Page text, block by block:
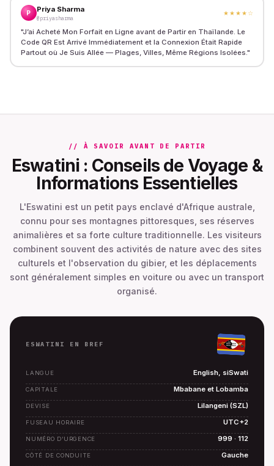
P Priya Sharma
@priyasharma
★★★★ ☆
"J’ai Acheté Mon Forfait en Ligne avant de Partir en Thaïlande. Le
Code QR Est Arrivé Immédiatement et la Connexion Était Rapide
Partout où Je Suis Allée — Plages, Villes, Même Régions Isolées. "
// À SAVOIR AVANT DE PARTIR
Eswatini : Conseils de Voyage &
Informations Essentielles
L'Eswatini est un petit pays enclavé d'Afrique australe,
connu pour ses montagnes pittoresques, ses réserves
animalières et sa forte culture traditionnelle. Les visiteurs
combinent souvent des activités de nature avec des sites
culturels et l'observation du gibier, et les déplacements
sont généralement simples en voiture ou avec un transport
organisé.
ESWATINI EN BREF
LANGUE English, siSwati
CAPITALE Mbabane et Lobamba
DEVISE Lilangeni (SZL)
FUSEAU HORAIRE UTC+2
NUMÉRO D’URGENCE 999 · 112
CÔTÉ DE CONDUITE Gauche